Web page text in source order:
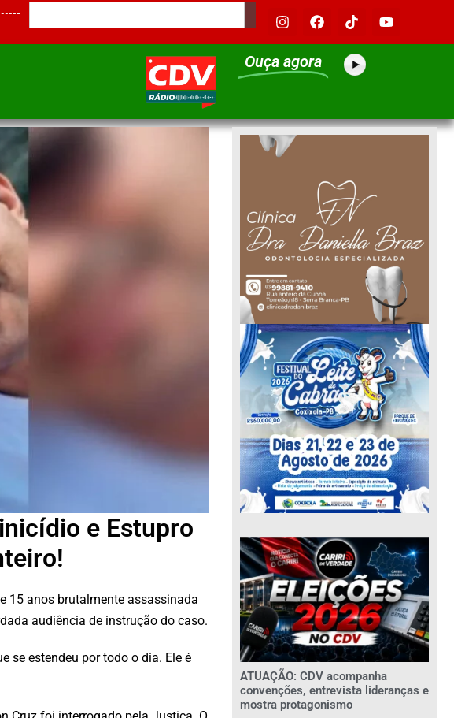
Ouça agora
e Estupro
15 anos brutalmente assassinada
audiência de instrução do caso.
se estendeu por todo o dia. Ele é
ATUAÇÃO: CDV acompanha
convenções, entrevista lideranças e
mostra protagonismo